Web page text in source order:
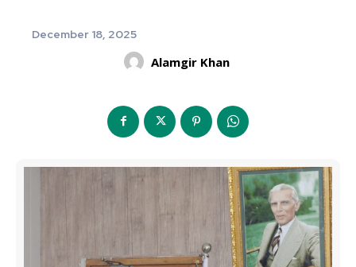
December 18, 2025
Alamgir Khan